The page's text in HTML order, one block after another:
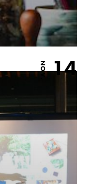
NOV. 14